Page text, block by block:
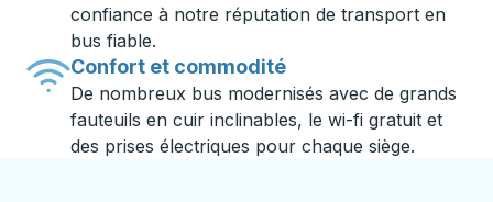
confiance à notre réputation de transport en
bus fiable.
Confort et commodité
De nombreux bus modernisés avec de grands
fauteuils en cuir inclinables, le wi-fi gratuit et
des prises électriques pour chaque siège.